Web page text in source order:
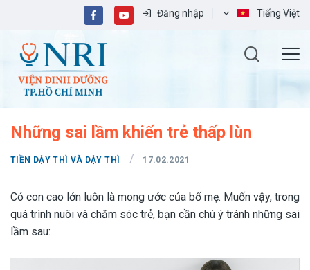
Đăng nhập Tiếng Việt
Những sai lầm khiến trẻ thấp lùn
TIỀN DẬY THÌ VÀ DẬY THÌ / 17.02.2021
Có con cao lớn luôn là mong ước của bố mẹ. Muốn vậy, trong
quá trình nuôi và chăm sóc trẻ, bạn cần chú ý tránh những sai
lầm sau: